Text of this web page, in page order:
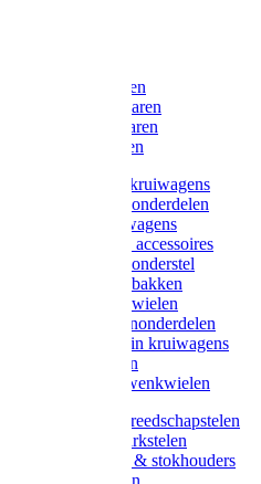
Snoeischaren
Heggenscharen
Takkenscharen
Snoeimessen
Landbouwkruiwagens
Kruiwagenonderdelen
Bouwkruiwagens
Kruiwagen accessoires
Kruiwagenonderstel
Kruiwagenbakken
Kruiwagenwielen
Steekwagenonderdelen
Huis en Tuin kruiwagens
Steekwagen
Bok- en Zwenkwielen
Overige gereedschapstelen
Bezem-/Harkstelen
Handvaten & stokhouders
Hamerstelen